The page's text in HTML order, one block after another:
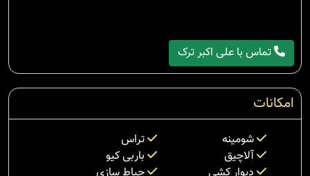
تماس با علی اکبر ترک
امکانات
شومینه
تراس
آلاچیق
باربی کیو